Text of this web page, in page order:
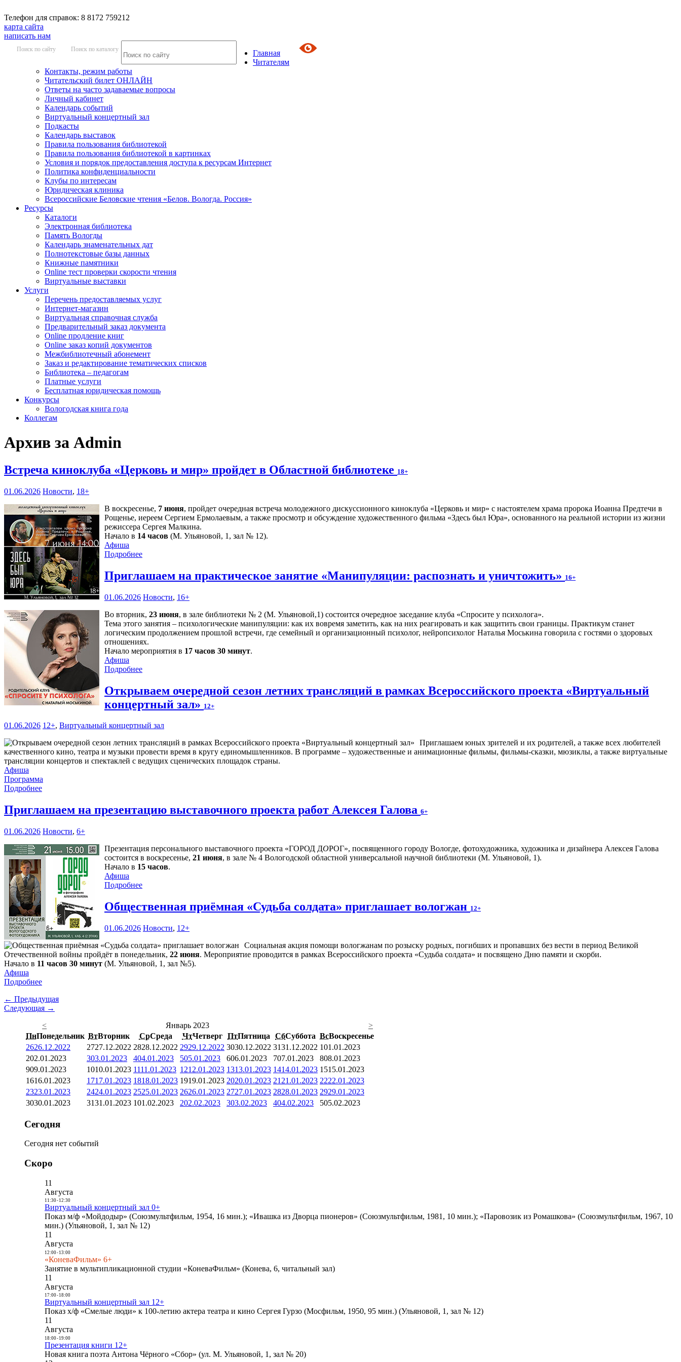
Телефон для справок: 8 8172 759212
карта сайта
написать нам
Поиск по сайту Поиск по каталогу
Главная
Читателям
Контакты, режим работы
Читательский билет ОНЛАЙН
Ответы на часто задаваемые вопросы
Личный кабинет
Календарь событий
Виртуальный концертный зал
Подкасты
Календарь выставок
Правила пользования библиотекой
Правила пользования библиотекой в картинках
Условия и порядок предоставления доступа к ресурсам Интернет
Политика конфиденциальности
Клубы по интересам
Юридическая клиника
Всероссийские Беловские чтения «Белов. Вологда. Россия»
Ресурсы
Каталоги
Электронная библиотека
Память Вологды
Календарь знаменательных дат
Полнотекстовые базы данных
Книжные памятники
Online тест проверки скорости чтения
Виртуальные выставки
Услуги
Перечень предоставляемых услуг
Интернет-магазин
Виртуальная справочная служба
Предварительный заказ документа
Online продление книг
Online заказ копий документов
Межбиблиотечный абонемент
Заказ и редактирование тематических списков
Библиотека – педагогам
Платные услуги
Бесплатная юридическая помощь
Конкурсы
Вологодская книга года
Коллегам
Архив за Admin
Встреча киноклуба «Церковь и мир» пройдет в Областной библиотеке 18+
01.06.2026 Новости, 18+
В воскресенье, 7 июня, пройдет очередная встреча молодежного дискуссионного киноклуба «Церковь и мир» с настоятелем храма пророка Иоанна Предтечи в
Рощенье, иереем Сергием Ермолаевым, а также просмотр и обсуждение художественного фильма «Здесь был Юра», основанного на реальной истории из жизни
режиссера Сергея Малкина.
Начало в 14 часов (М. Ульяновой, 1, зал № 12).
Афиша
Подробнее
Приглашаем на практическое занятие «Манипуляции: распознать и уничтожить» 16+
01.06.2026 Новости, 16+
Во вторник, 23 июня, в зале библиотеки № 2 (М. Ульяновой,1) состоится очередное заседание клуба «Спросите у психолога».
Тема этого занятия – психологические манипуляции: как их вовремя заметить, как на них реагировать и как защитить свои границы. Практикум станет
логическим продолжением прошлой встречи, где семейный и организационный психолог, нейропсихолог Наталья Моськина говорила с гостями о здоровых
отношениях.
Начало мероприятия в 17 часов 30 минут.
Афиша
Подробнее
Открываем очередной сезон летних трансляций в рамках Всероссийского проекта «Виртуальный
концертный зал» 12+
01.06.2026 12+, Виртуальный концертный зал
Приглашаем юных зрителей и их родителей, а также всех любителей
качественного кино, театра и музыки провести время в кругу единомышленников. В программе – художественные и анимационные фильмы, фильмы-сказки, мюзиклы, а также виртуальные
трансляции концертов и спектаклей с ведущих сценических площадок страны.
Афиша
Программа
Подробнее
Приглашаем на презентацию выставочного проекта работ Алексея Галова 6+
01.06.2026 Новости, 6+
Презентация персонального выставочного проекта «ГОРОД ДОРОГ», посвященного городу Вологде, фотохудожника, художника и дизайнера Алексея Галова
состоится в воскресенье, 21 июня, в зале № 4 Вологодской областной универсальной научной библиотеки (М. Ульяновой, 1).
Начало в 15 часов.
Афиша
Подробнее
Общественная приёмная «Судьба солдата» приглашает вологжан 12+
01.06.2026 Новости, 12+
Социальная акция помощи вологжанам по розыску родных, погибших и пропавших без вести в период Великой
Отечественной войны пройдёт в понедельник, 22 июня. Мероприятие проводится в рамках Всероссийского проекта «Судьба солдата» и посвящено Дню памяти и скорби.
Начало в 11 часов 30 минут (М. Ульяновой, 1, зал №5).
Афиша
Подробнее
← Предыдущая
Следующая →
<
Январь 2023
>
ПнПонедельник ВтВторник СрСреда ЧтЧетверг ПтПятница СбСуббота ВсВоскресенье
2626.12.2022 2727.12.2022 2828.12.2022 2929.12.2022 3030.12.2022 3131.12.2022 101.01.2023
202.01.2023 303.01.2023 404.01.2023 505.01.2023 606.01.2023 707.01.2023 808.01.2023
909.01.2023 1010.01.2023 1111.01.2023 1212.01.2023 1313.01.2023 1414.01.2023 1515.01.2023
1616.01.2023 1717.01.2023 1818.01.2023 1919.01.2023 2020.01.2023 21 21.01.2023 2222.01.2023
2323.01.2023 2424.01.2023 2525.01.2023 2626.01.2023 2727.01.2023 2828.01.2023 2929.01.2023
3030.01.2023 3131.01.2023 101.02.2023 202.02.2023 303.02.2023 404.02.2023 505.02.2023
Сегодня
Сегодня нет событий
Скоро
11
Августа
11:30- 12:30
Виртуальный концертный зал 0+
Показ м/ф «Мойдодыр» (Союзмультфильм, 1954, 16 мин.); «Ивашка из Дворца пионеров» (Союзмультфильм, 1981, 10 мин.); «Паровозик из Ромашкова» (Союзмультфильм, 1967, 10
мин.) (Ульяновой, 1, зал № 12)
11
Августа
12:00- 13:00
«КоневаФильм» 6+
Занятие в мультипликационной студии «КоневаФильм» (Конева, 6, читальный зал)
11
Августа
17:00- 18:00
Виртуальный концертный зал 12+
Показ х/ф «Смелые люди» к 100-летию актера театра и кино Сергея Гурзо (Мосфильм, 1950, 95 мин.) (Ульяновой, 1, зал № 12)
11
Августа
18:00- 19:00
Презентация книги 12+
Новая книга поэта Антона Чёрного «Сбор» (ул. М. Ульяновой, 1, зал № 20)